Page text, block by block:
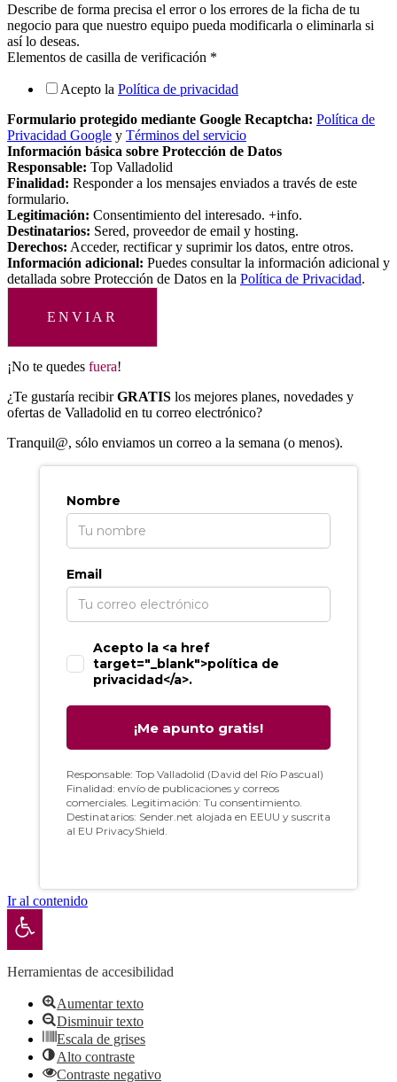
Describe de forma precisa el error o los errores de la ficha de tu
negocio para que nuestro equipo pueda modificarla o eliminarla si
así lo deseas.
Elementos de casilla de verificación *
Acepto la Política de privacidad
Formulario protegido mediante Google Recaptcha: Política de
Privacidad Google y Términos del servicio
Información básica sobre Protección de Datos
Responsable: Top Valladolid
Finalidad: Responder a los mensajes enviados a través de este
formulario.
Legitimación: Consentimiento del interesado. +info.
Destinatarios: Sered, proveedor de email y hosting.
Derechos: Acceder, rectificar y suprimir los datos, entre otros.
Información adicional: Puedes consultar la información adicional y
detallada sobre Protección de Datos en la Política de Privacidad.
ENVIAR
¡No te quedes fuera!
¿Te gustaría recibirGRATIS los mejores planes, novedades y
ofertas de Valladolid en tu correo electrónico?
Tranquil@, sólo enviamos un correo a la semana (o menos).
Ir al contenido
Abrir barra de herramientas
Herramientas de accesibilidad
Aumentar texto
Disminuir texto
Escala de grises
Alto contraste
Contraste negativo